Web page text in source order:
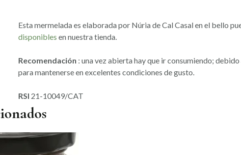
Esta mermelada es elaborada por Núria de Cal Casal en el bello
disponibles en nuestra tienda.
Recomendación : una vez abierta hay que ir consumiendo;
para mantenerse en excelentes condiciones de gusto.
RSI 21-10049/CAT